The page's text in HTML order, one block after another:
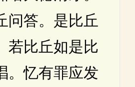
问答。是比丘
若比丘如是比
。忆有罪应发